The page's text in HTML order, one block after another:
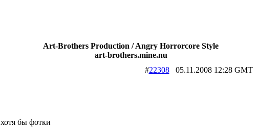
Art-Brothers Production / Angry Horrorcore Style
art-brothers.mine.nu
#2230805.11.2008 12:28 GMT
хотя бы фотки